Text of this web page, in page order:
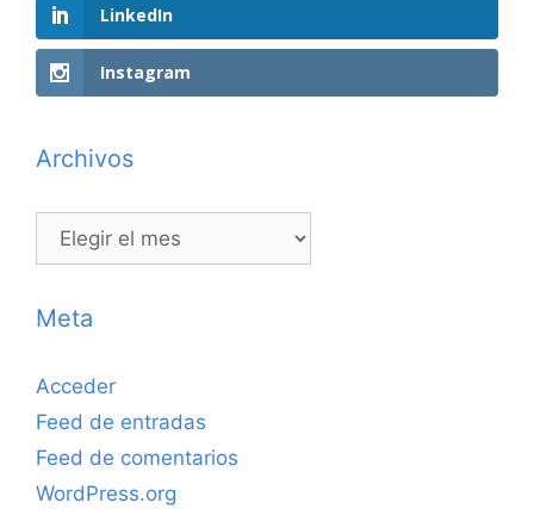
LinkedIn
Instagram
Archivos
Archivos
Meta
Acceder
Feed de entradas
Feed de comentarios
WordPress.org